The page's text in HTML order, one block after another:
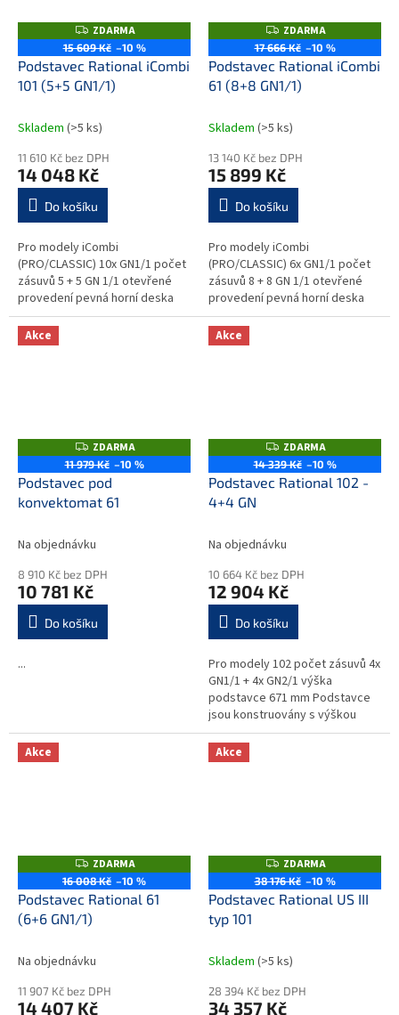
Z
D
A
R
M
A
ZDARMA
15 609 Kč –10 %
Podstavec Rational iCombi
101 (5+5 GN1/1)
Skladem (>5 ks)
11 610 Kč bez DPH
14 048 Kč
Do košíku
Pro modely iCombi
(PRO/CLASSIC) 10x GN1/1 počet
zásuvů 5 + 5 GN 1/1 otevřené
provedení pevná horní deska
celkové rozměry (šxhxv) : 860 x
630 x 670mm Podstavce jsou...
Z
D
A
R
M
A
ZDARMA
17 666 Kč –10 %
Podstavec Rational iCombi
61 (8+8 GN1/1)
Skladem (>5 ks)
13 140 Kč bez DPH
15 899 Kč
Do košíku
Pro modely iCombi
(PRO/CLASSIC) 6x GN1/1 počet
zásuvů 8 + 8 GN 1/1 otevřené
provedení pevná horní deska
celkové rozměry (šxhxv) : 860 x
630 x 940mm Podstavce jsou
konstruovány...
Akce
Z
D
A
R
A
ZDARMA
11 979 Kč –10 %
Podstavec pod
konvektomat 61
Na objednávku
8 910 Kč bez DPH
10 781 Kč
Do košíku
...
Akce
Z
D
A
R
ZDARMA
14 339 Kč –10 %
Podstavec Rational 102 -
4+4 GN
Na objednávku
10 664 Kč bez DPH
12 904 Kč
Do košíku
Pro modely 102 počet zásuvů 4x
GN1/1 + 4x GN2/1 výška
podstavce 671 mm Podstavce
jsou konstruovány s výškou
optimální pro využití závážecích
vozíků. Tuhá svařená nerezová...
Akce
Z
D
A
R
M
A
ZDARMA
16 008 Kč –10 %
Podstavec Rational 61
(6+6 GN1/1)
Na objednávku
11 907 Kč bez DPH
14 407 Kč
Akce
Z
D
A
R
ZDARMA
38 176 Kč –10 %
Podstavec Rational US III
typ 101
Skladem (>5 ks)
28 394 Kč bez DPH
34 357 Kč